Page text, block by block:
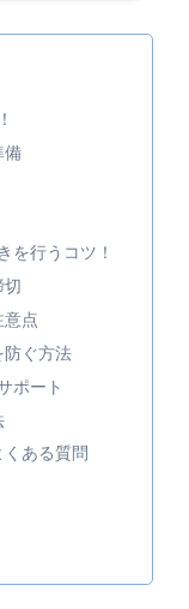
備
を行うコツ！
切
点
ぐ方法
ポート
ある質問